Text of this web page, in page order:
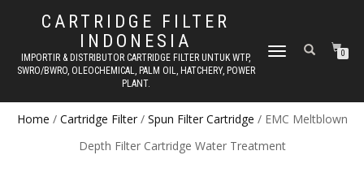
CARTRIDGE FILTER
INDONESIA
IMPORTIR & DISTRIBUTOR CARTRIDGE FILTER UNTUK WTP,
SWRO/BWRO, OLEOCHEMICAL, PALM OIL, HATCHERY, POWER
PLANT.
TOGGLE NAVIGATION0
Home / Cartridge Filter/ Spun Filter Cartridge / EMC Meltblown
Depth Filter Cartridge Water Treatment